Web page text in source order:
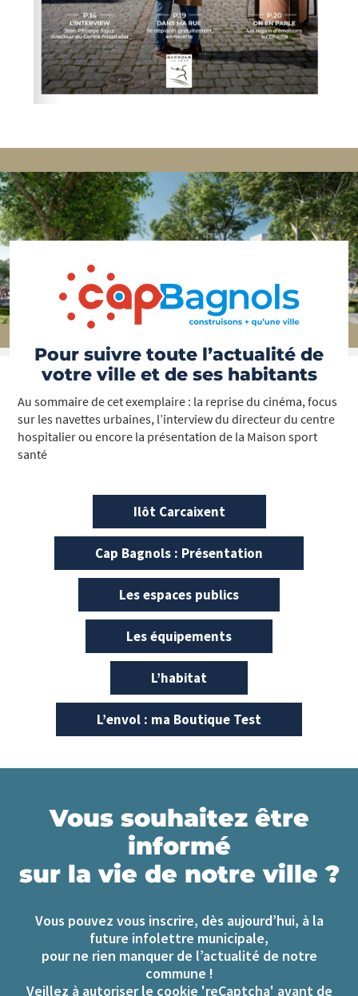
Pour suivre toute l’actualité de
votre ville et de ses habitants
Au sommaire de cet exemplaire : la reprise du cinéma, focus
sur les navettes urbaines, l’interview du directeur du centre
hospitalier ou encore la présentation de la Maison sport
santé
Ilôt Carcaixent
Cap Bagnols : Présentation
Les espaces publics
Les équipements
L’habitat
L’envol : ma Boutique Test
Vous souhaitez être
informé
sur la vie de notre ville ?
Vous pouvez vous inscrire, dès aujourd’hui, à la
future infolettre municipale,
pour ne rien manquer de l’actualité de notre
commune !
Veillez à autoriser le cookie 'reCaptcha' avant de